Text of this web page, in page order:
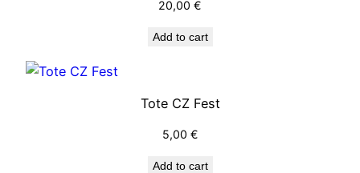
20,00 €
Add to cart
Tote CZ Fest
5,00 €
Add to cart